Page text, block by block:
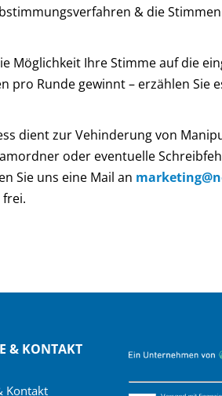
& die
Möglichkeit Ihre Stimme auf die
pro Runde gewinnt – erzählen Sie
dient zur Vehinderung von
oder eventuelle
Sie uns eine Mail an
& KONTAKT
Kontakt